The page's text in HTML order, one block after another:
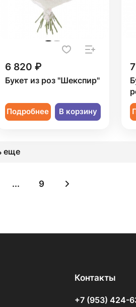
6 820 ₽
Букет из роз "Шекспир"
Подробнее В корзину
еще
... 9
Контакты
+7 (953) 424-